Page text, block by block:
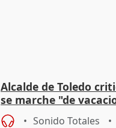
Alcalde de Toledo
se marche "de
de la crisis migratoria
Sonido Totales